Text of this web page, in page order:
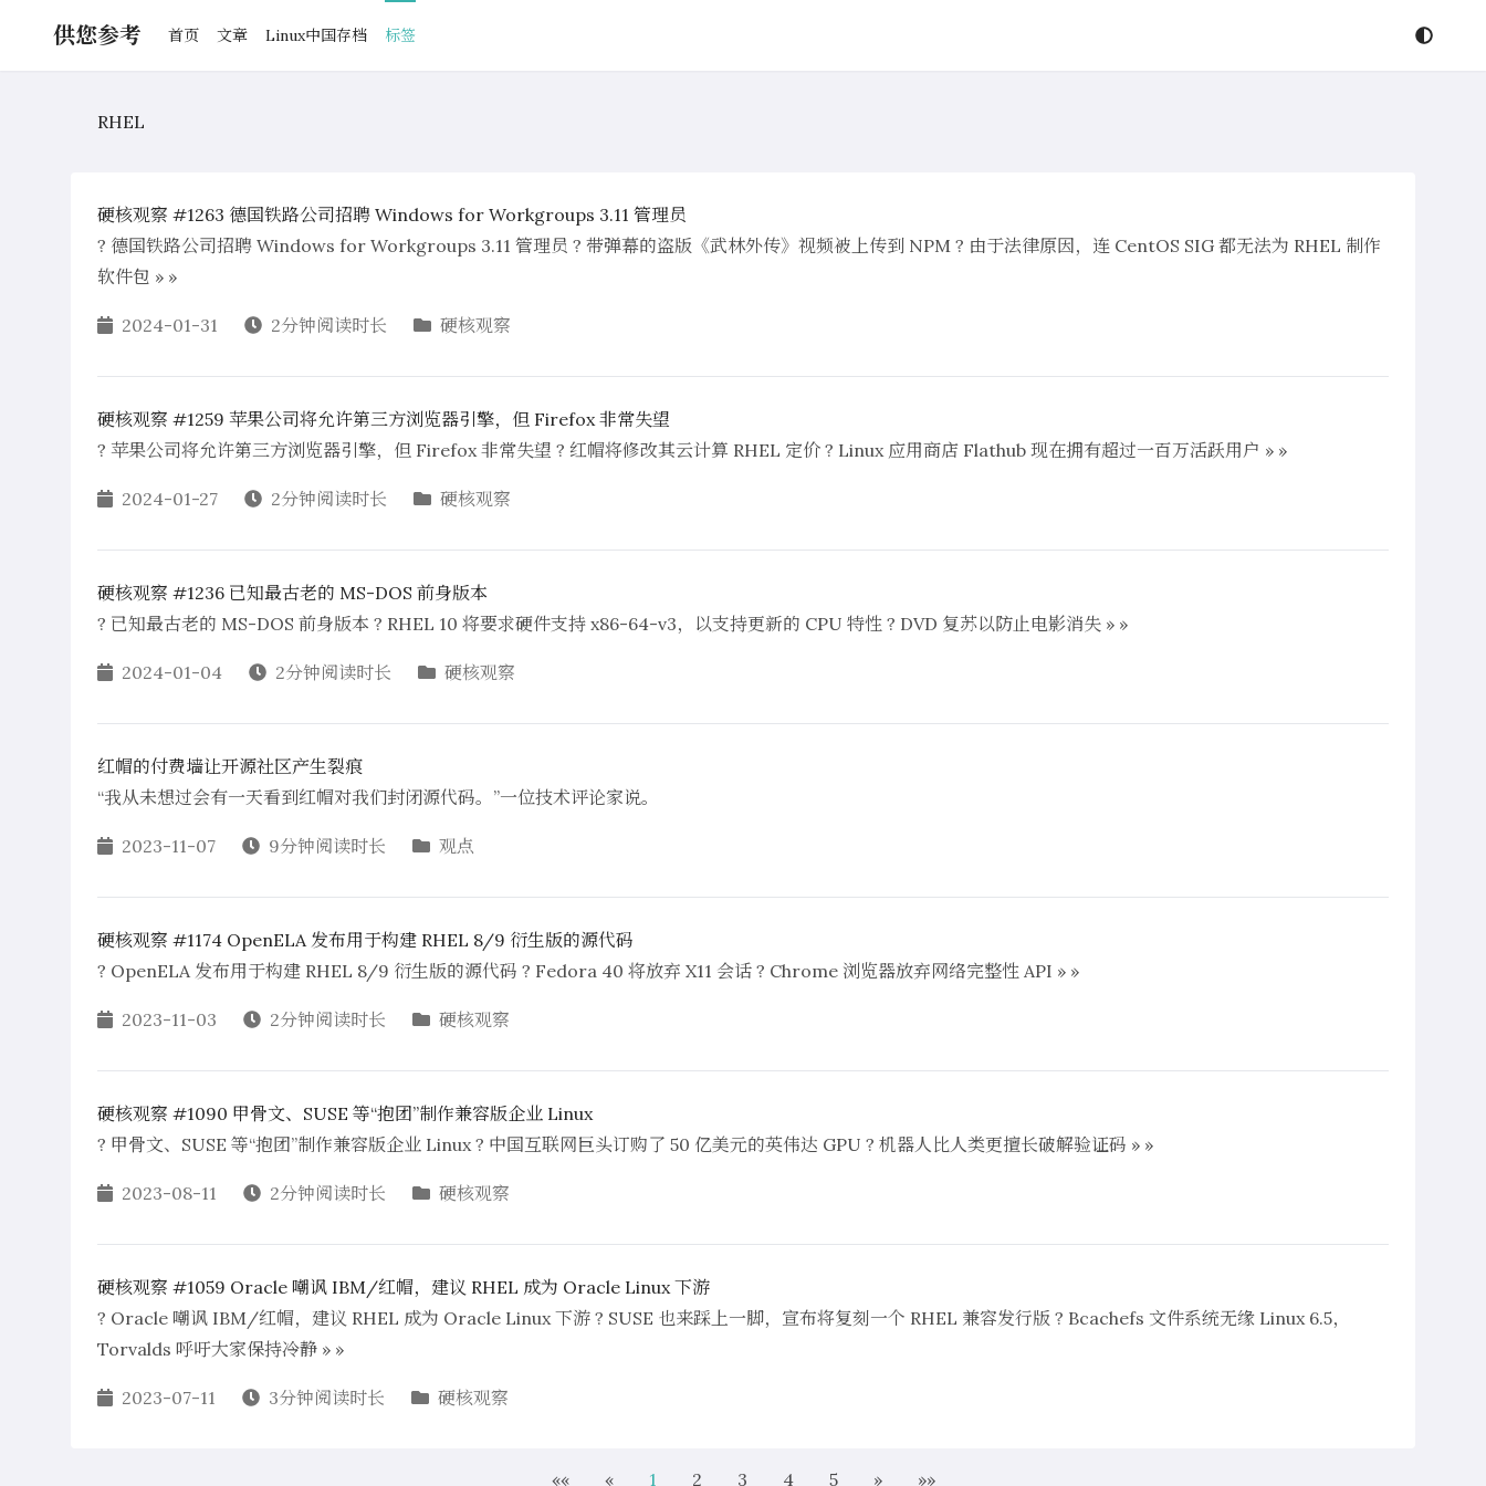
供您参考 首页 文章 Linux中国存档 标签
RHEL
硬核观察 #1263 德国铁路公司招聘 Windows for Workgroups 3.11 管理员
? 德国铁路公司招聘 Windows for Workgroups 3.11 管理员 ? 带弹幕的盗版《武林外传》视频被上传到 NPM ? 由于法律原因，连 CentOS SIG 都无法为 RHEL 制作
软件包 » »
2024-01-31 2分钟阅读时长 硬核观察
硬核观察 #1259 苹果公司将允许第三方浏览器引擎，但 Firefox 非常失望
? 苹果公司将允许第三方浏览器引擎，但 Firefox 非常失望 ? 红帽将修改其云计算 RHEL 定价 ? Linux 应用商店 Flathub 现在拥有超过一百万活跃用户 » »
2024-01-27 2分钟阅读时长 硬核观察
硬核观察 #1236 已知最古老的 MS-DOS 前身版本
? 已知最古老的 MS-DOS 前身版本 ? RHEL 10 将要求硬件支持 x86-64-v3，以支持更新的 CPU 特性 ? DVD 复苏以防止电影消失 » »
2024-01-04 2分钟阅读时长 硬核观察
红帽的付费墙让开源社区产生裂痕
“我从未想过会有一天看到红帽对我们封闭源代码。”一位技术评论家说。
2023-11-07 9分钟阅读时长 观点
硬核观察 #1174 OpenELA 发布用于构建 RHEL 8/9 衍生版的源代码
? OpenELA 发布用于构建 RHEL 8/9 衍生版的源代码 ? Fedora 40 将放弃 X11 会话 ? Chrome 浏览器放弃网络完整性 API » »
2023-11-03 2分钟阅读时长 硬核观察
硬核观察 #1090 甲骨文、SUSE 等“抱团”制作兼容版企业 Linux
? 甲骨文、SUSE 等“抱团”制作兼容版企业 Linux ? 中国互联网巨头订购了 50 亿美元的英伟达 GPU ? 机器人比人类更擅长破解验证码 » »
2023-08-11 2分钟阅读时长 硬核观察
硬核观察 #1059 Oracle 嘲讽 IBM/红帽，建议 RHEL 成为 Oracle Linux 下游
? Oracle 嘲讽 IBM/红帽，建议 RHEL 成为 Oracle Linux 下游 ? SUSE 也来踩上一脚，宣布将复刻一个 RHEL 兼容发行版 ? Bcachefs 文件系统无缘 Linux 6.5，
Torvalds 呼吁大家保持冷静 » »
2023-07-11 3分钟阅读时长 硬核观察
«« « 1 2 3 4 5 » »»